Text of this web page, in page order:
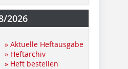
2026
» Aktuelle Heftausgabe
» Heftarchiv
» Heft bestellen